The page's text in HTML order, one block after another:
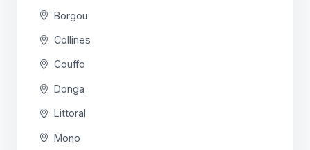
Borgou
Collines
Couffo
Donga
Littoral
Mono